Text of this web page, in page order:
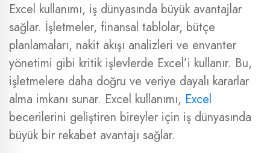
Excel kullanımı, iş dünyasında büyük avantajlar
sağlar. İşletmeler, finansal tablolar, bütçe
planlamaları, nakit akışı analizleri ve envanter
yönetimi gibi kritik işlevlerde Excel’i kullanır. Bu,
işletmelere daha doğru ve veriye dayalı kararlar
alma imkanı sunar. Excel kullanımı, Excel
becerilerini geliştiren bireyler için iş dünyasında
büyük bir rekabet avantajı sağlar.